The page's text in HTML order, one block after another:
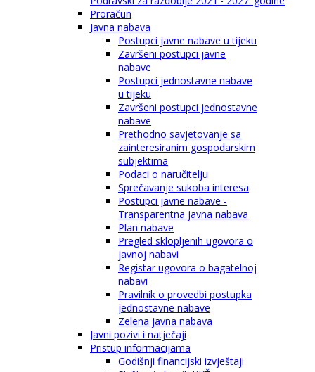
Proračun
Javna nabava
Postupci javne nabave u tijeku
Završeni postupci javne
nabave
Postupci jednostavne nabave
u tijeku
Završeni postupci jednostavne
nabave
Prethodno savjetovanje sa
zainteresiranim gospodarskim
subjektima
Podaci o naručitelju
Sprečavanje sukoba interesa
Postupci javne nabave -
Transparentna javna nabava
Plan nabave
Pregled sklopljenih ugovora o
javnoj nabavi
Registar ugovora o bagatelnoj
nabavi
Pravilnik o provedbi postupka
jednostavne nabave
Zelena javna nabava
Javni pozivi i natječaji
Pristup informacijama
Godišnji financijski izvještaji